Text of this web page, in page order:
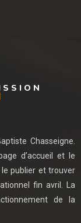
Chasseigne.
d’accueil et le
publier et trouver
fin avril. La
de la